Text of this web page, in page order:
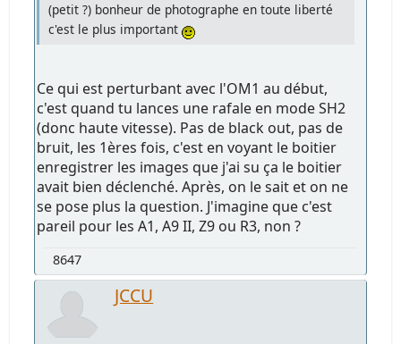
(petit ?) bonheur de photographe en toute liberté
c'est le plus important
Ce qui est perturbant avec l'OM1 au début,
c'est quand tu lances une rafale en mode SH2
(donc haute vitesse). Pas de black out, pas de
bruit, les 1ères fois, c'est en voyant le boitier
enregistrer les images que j'ai su ça le boitier
avait bien déclenché. Après, on le sait et on ne
se pose plus la question. J'imagine que c'est
pareil pour les A1, A9 II, Z9 ou R3, non ?
8647
JCCU